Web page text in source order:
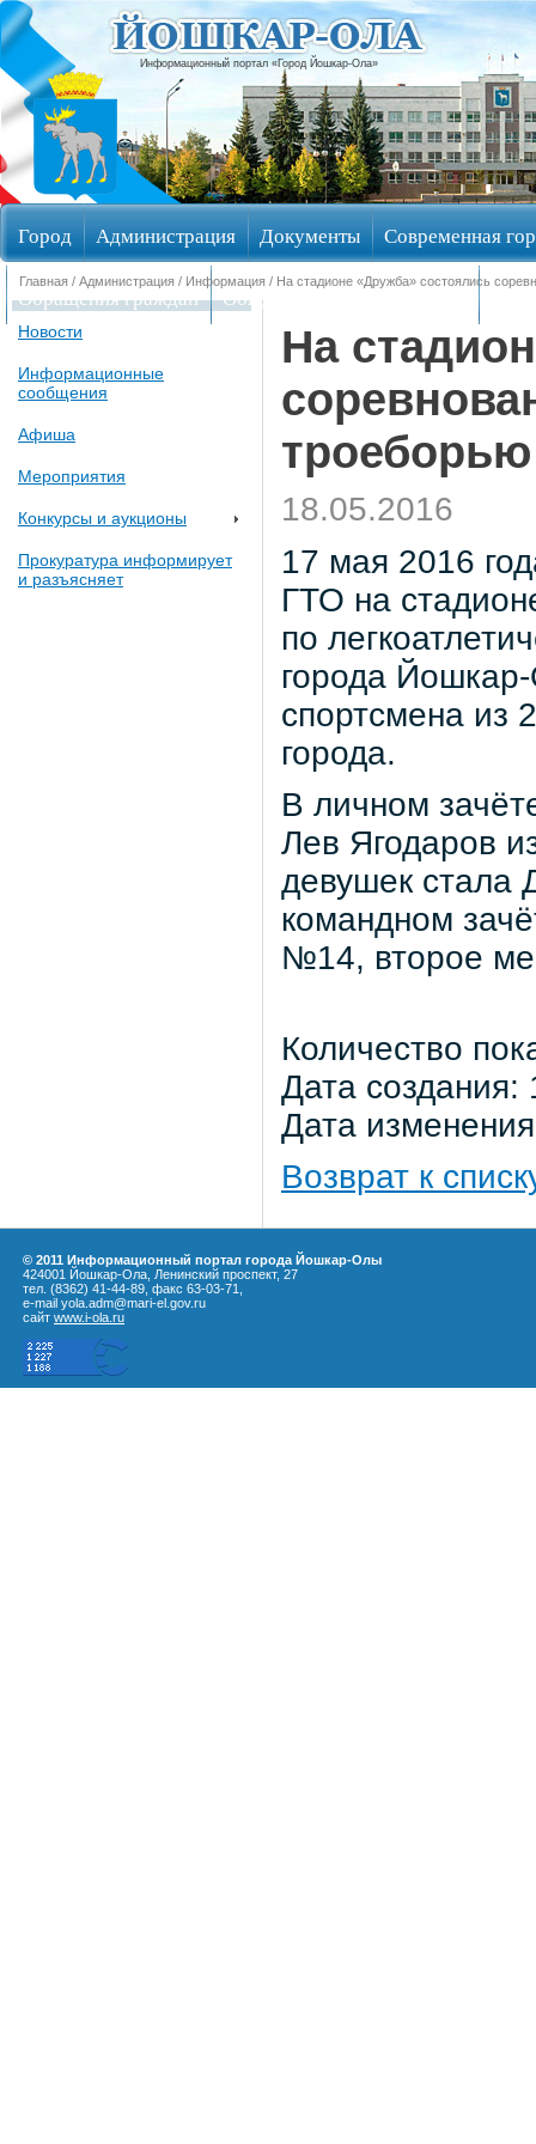
Информационный портал «Город Йошкар-Ола»
Город Администрация Документы Современная
Обращения граждан Общественные обсуждения
Главная / Администрация / Информация / На стадионе «Дружба» состоялись
Новости
Информационные
сообщения
Афиша
Мероприятия
Конкурсы и аукционы
Прокуратура информирует
и разъясняет
На
троеборью
18.05.2016
17 мая 2016
ГТО на
по
города
спортсмена из
города.
В личном
Лев Ягодаров
девушек
командном
№14, второе
Количество
Дата
Дата
Возврат к
© 2011 Информационный портал города Йошкар-Олы
424001 Йошкар-Ола, Ленинский проспект, 27
тел. (8362) 41-44-89, факс 63-03-71,
e-mail yola.adm@mari-el.gov.ru
сайт www.i-ola.ru